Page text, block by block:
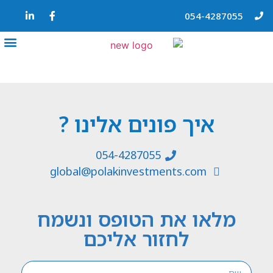
054-4287055
איך פונים אלינו ?
054-4287055
global@polakinvestments.com
מלאו את הטופס ונשמח
לחזור אליכם